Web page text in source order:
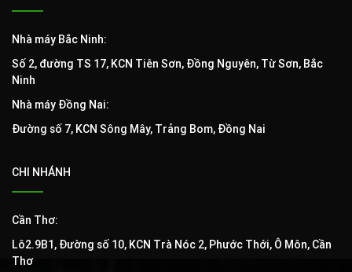
Nhà máy Bắc Ninh:
Số 2, đường TS 17, KCN Tiên Sơn, Đồng Nguyên, Từ Sơn, Bắc
Ninh
Nhà máy Đồng Nai:
Đường số 7, KCN Sông Mây, Trảng Bom, Đồng Nai
CHI NHÁNH
Cần Thơ:
Lô2.9B1, Đường số 10, KCN Trà Nóc 2, Phước Thới, Ô Môn, Cần
Thơ